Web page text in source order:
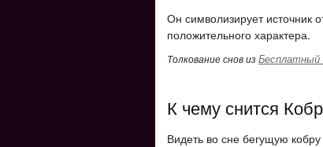
Он символизирует
положительного характера.
Толкование снов изБесплатный
К чему снится
Видеть во сне бегущую